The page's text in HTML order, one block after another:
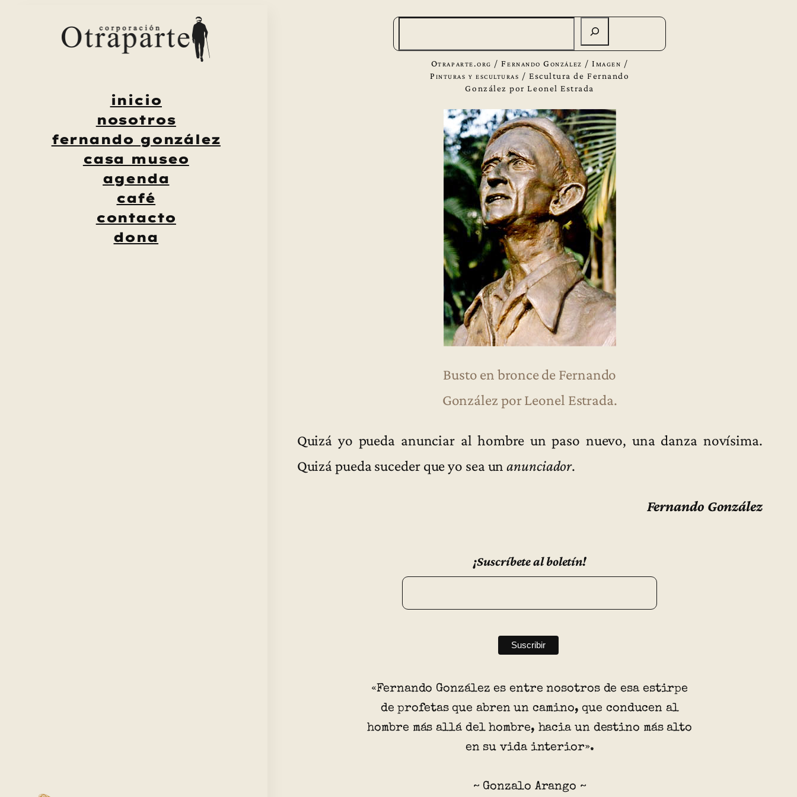
inicio
nosotros
fernando gonzález
casa museo
agenda
café
contacto
dona
Otraparte.org /Fernando González /Imagen /
Pinturas y esculturas /Escultura de Fernando
González por Leonel Estrada
Busto en bronce de Fernando
González por Leonel Estrada.
Quizá yo pueda anunciar al hombre un paso nuevo, una danza novísima.
Quizá pueda suceder que yo sea unanunciador.
Fernando González
¡Suscríbete al boletín!
«Fernando González es entre nosotros de esa estirpe
de profetas que abren un camino, que conducen al
hombre más allá del hombre, hacia un destino más alto
en su vida interior».
~ Gonzalo Arango ~